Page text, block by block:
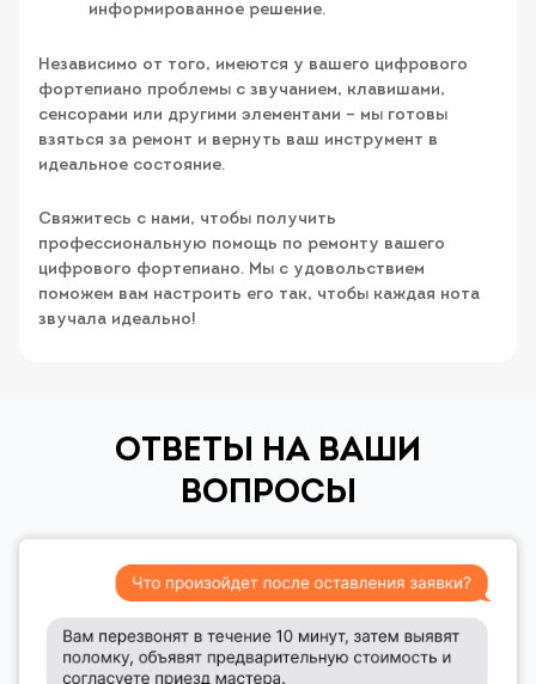
информированное решение.
Независимо от того, имеются у вашего цифрового
фортепиано проблемы с звучанием, клавишами,
сенсорами или другими элементами – мы готовы
взяться за ремонт и вернуть ваш инструмент в
идеальное состояние.
Свяжитесь с нами, чтобы получить
профессиональную помощь по ремонту вашего
цифрового фортепиано. Мы с удовольствием
поможем вам настроить его так, чтобы каждая нота
звучала идеально!
ОТВЕТЫ НА ВАШИ
ВОПРОСЫ